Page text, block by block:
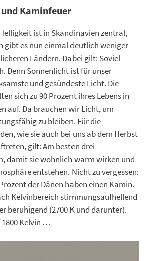
Kaminfeuer
ist in Skandinavien zentral,
gibt es nun einmal deutlich weniger
Ländern. Dabei gilt: Soviel
Denn Sonnenlicht ist für unser
und gesündeste Licht. Die
sich zu 90 Prozent ihres Lebens in
auf. Da brauchen wir Licht, um
zu bleiben. Für die
wie sie auch bei uns ab dem Herbst
gilt: Am besten drei
damit sie wohnlich warm wirken und
entstehen. Nicht zu vergessen:
der Dänen haben einen Kamin.
Kelvinbereich stimmungsaufhellend
beruhigend (2700 K und darunter).
Kelvin …